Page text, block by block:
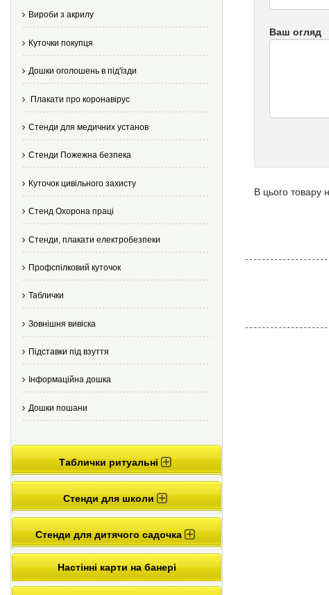
Вироби з акрилу
Куточки покупця
Дошки оголошень в під'їзди
Плакати про коронавірус
Стенди для медичних установ
Стенди Пожежна безпека
Куточок цивільного захисту
Стенд Охорона праці
Стенди, плакати електробезпеки
Профспілковий куточок
Таблички
Зовнішня вивіска
Підставки під взуття
Інформаційна дошка
Дошки пошани
Таблички ритуальні
Стенди для школи
Стенди для дитячого садочка
Настінні карти на банері
Ваш огляд
В цього товару